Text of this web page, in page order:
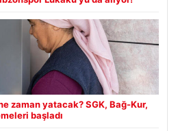
zaman yatacak? SGK, Bağ-Kur,
başladı